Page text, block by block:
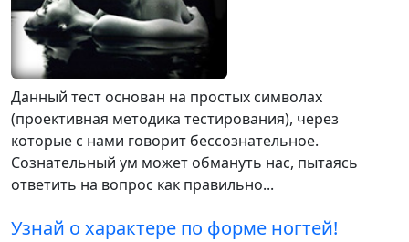
Данный тест основан на простых символах
(проективная методика тестирования), через
которые с нами говорит бессознательное.
Сознательный ум может обмануть нас, пытаясь
ответить на вопрос как правильно...
Узнай о характере по форме ногтей!